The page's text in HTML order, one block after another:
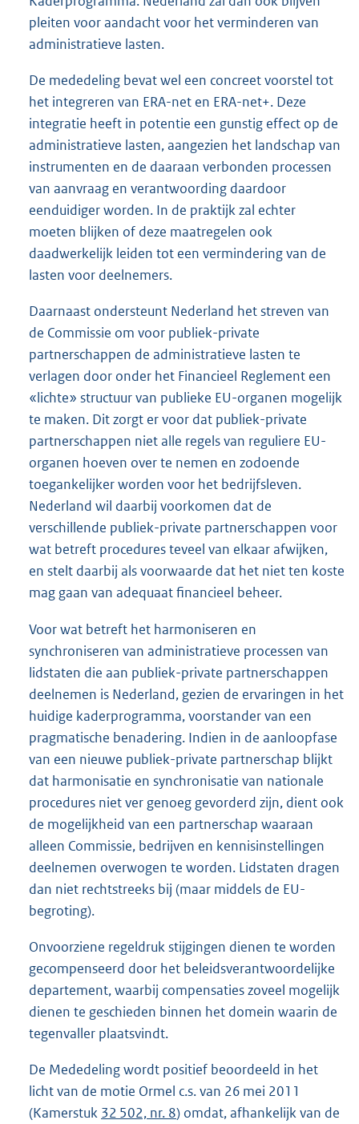
pleiten voor aandacht voor het verminderen van
administratieve lasten.
De mededeling bevat wel een concreet voorstel tot
het integreren van ERA-net en ERA-net+. Deze
integratie heeft in potentie een gunstig effect op de
administratieve lasten, aangezien het landschap van
instrumenten en de daaraan verbonden processen
van aanvraag en verantwoording daardoor
eenduidiger worden. In de praktijk zal echter
moeten blijken of deze maatregelen ook
daadwerkelijk leiden tot een vermindering van de
lasten voor deelnemers.
Daarnaast ondersteunt Nederland het streven van
de Commissie om voor publiek-private
partnerschappen de administratieve lasten te
verlagen door onder het Financieel Reglement een
«lichte» structuur van publieke EU-organen mogelijk
te maken. Dit zorgt er voor dat publiek-private
partnerschappen niet alle regels van reguliere EU-
organen hoeven over te nemen en zodoende
toegankelijker worden voor het bedrijfsleven.
Nederland wil daarbij voorkomen dat de
verschillende publiek-private partnerschappen voor
wat betreft procedures teveel van elkaar afwijken,
en stelt daarbij als voorwaarde dat het niet ten koste
mag gaan van adequaat financieel beheer.
Voor wat betreft het harmoniseren en
synchroniseren van administratieve processen van
lidstaten die aan publiek-private partnerschappen
deelnemen is Nederland, gezien de ervaringen in het
huidige kaderprogramma, voorstander van een
pragmatische benadering. Indien in de aanloopfase
van een nieuwe publiek-private partnerschap blijkt
dat harmonisatie en synchronisatie van nationale
procedures niet ver genoeg gevorderd zijn, dient ook
de mogelijkheid van een partnerschap waaraan
alleen Commissie, bedrijven en kennisinstellingen
deelnemen overwogen te worden. Lidstaten dragen
dan niet rechtstreeks bij (maar middels de EU-
begroting).
Onvoorziene regeldruk stijgingen dienen te worden
gecompenseerd door het beleidsverantwoordelijke
departement, waarbij compensaties zoveel mogelijk
dienen te geschieden binnen het domein waarin de
tegenvaller plaatsvindt.
De Mededeling wordt positief beoordeeld in het
licht van de motie Ormel c.s. van 26 mei 2011
(Kamerstuk 32 502, nr. 8) omdat, afhankelijk van de